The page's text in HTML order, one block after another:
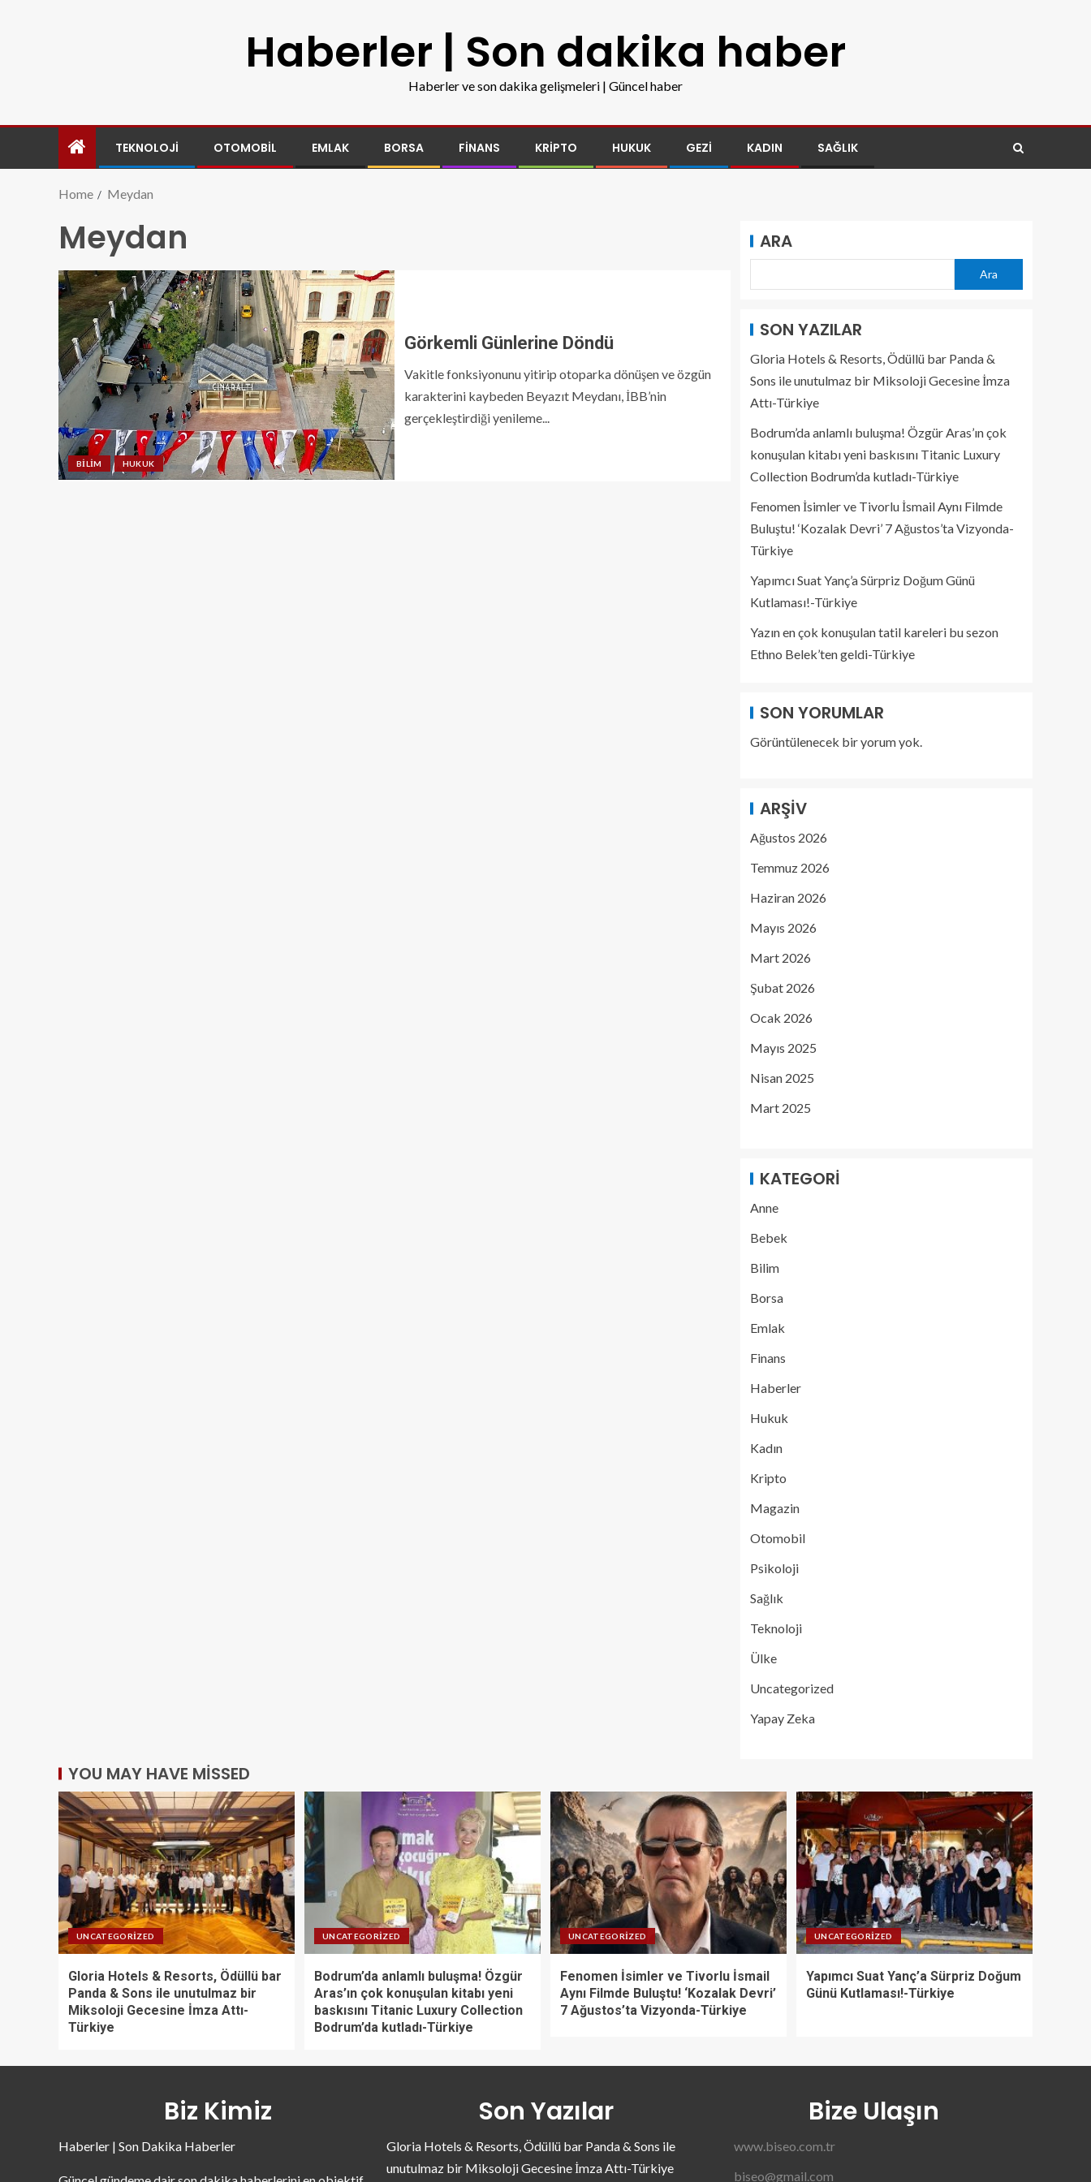
Haberler | Son dakika haber
Haberler ve son dakika gelişmeleri | Güncel haber
TEKNOLOJI OTOMOBIL EMLAK BORSA FINANS KRIPTO HUKUK GEZI KADIN SAĞLIK
Home Meydan
Meydan
BILIM HUKUK
Görkemli Günlerine Döndü
Vakitle fonksiyonunu yitirip otoparka dönüşen ve özgün
karakterini kaybeden Beyazıt Meydanı, İBB’nin
gerçekleştirdiği yenileme...
ARA
Ara
SON YAZILAR
Gloria Hotels & Resorts, Ödüllü bar Panda &
Sons ile unutulmaz bir Miksoloji Gecesine İmza
Attı-Türkiye
Bodrum’da anlamlı buluşma! Özgür Aras’ın çok
konuşulan kitabı yeni baskısını Titanic Luxury
Collection Bodrum’da kutladı-Türkiye
Fenomen İsimler ve Tivorlu İsmail Aynı Filmde
Buluştu! ‘Kozalak Devri’ 7 Ağustos’ta Vizyonda-
Türkiye
Yapımcı Suat Yanç’a Sürpriz Doğum Günü
Kutlaması!-Türkiye
Yazın en çok konuşulan tatil kareleri bu sezon
Ethno Belek’ten geldi-Türkiye
SON YORUMLAR
Görüntülenecek bir yorum yok.
ARŞIV
Ağustos 2026
Temmuz 2026
Haziran 2026
Mayıs 2026
Mart 2026
Şubat 2026
Ocak 2026
Mayıs 2025
Nisan 2025
Mart 2025
KATEGORI
Anne
Bebek
Bilim
Borsa
Emlak
Finans
Haberler
Hukuk
Kadın
Kripto
Magazin
Otomobil
Psikoloji
Sağlık
Teknoloji
Ülke
Uncategorized
Yapay Zeka
YOU MAY HAVE MISSED
UNCATEGORIZED
Gloria Hotels & Resorts, Ödüllü bar
Panda & Sons ile unutulmaz bir
Miksoloji Gecesine İmza Attı-
Türkiye
UNCATEGORIZED
Bodrum’da anlamlı buluşma! Özgür
Aras’ın çok konuşulan kitabı yeni
baskısını Titanic Luxury Collection
Bodrum’da kutladı-Türkiye
UNCATEGORIZED
Fenomen İsimler ve Tivorlu İsmail
Aynı Filmde Buluştu! ‘Kozalak Devri’
7 Ağustos’ta Vizyonda-Türkiye
UNCATEGORIZED
Yapımcı Suat Yanç’a Sürpriz Doğum
Günü Kutlaması!-Türkiye
Biz Kimiz
Haberler | Son Dakika Haberler
Son Yazılar
Gloria Hotels & Resorts, Ödüllü bar Panda & Sons ile
unutulmaz bir Miksoloji Gecesine İmza Attı-Türkiye
Bize Ulaşın
www.biseo.com.tr
biseo@gmail.com